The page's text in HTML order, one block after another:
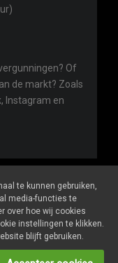
Of
de markt? Zoals
Instagram en
De Markt Online
LOGIN
te kunnen gebruiken,
media-functies te
over hoe wij cookies
instellingen te klikken.
blijft gebruiken.